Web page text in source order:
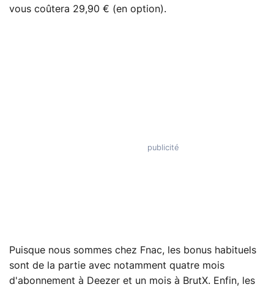
vous coûtera 29,90 € (en option).
Puisque nous sommes chez Fnac, les bonus habituels
sont de la partie avec notamment quatre mois
d'abonnement à Deezer et un mois à BrutX. Enfin, les